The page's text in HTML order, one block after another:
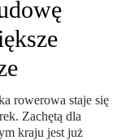
rowerowa staje się
Zachętą dla
kraju jest już